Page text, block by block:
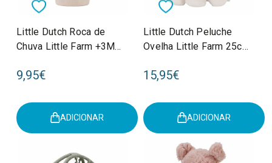
Little Dutch Roca de
Chuva Little Farm +3M
9,95€
ADICIONAR
Little Dutch Peluche
Ovelha Little Farm 25cm
15,95€
ADICIONAR